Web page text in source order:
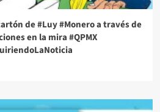
de #Luy #Monero a través de
en la mira #QPMX